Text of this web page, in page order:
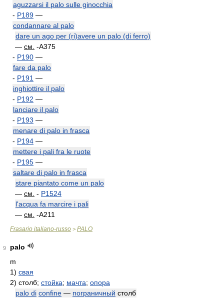
aguzzarsi il palo sulle ginocchia
- P189 —
condannare al palo
dare un ago per (ri)avere un palo (di ferro)
— см. -A375
- P190 —
fare da palo
- P191 —
inghiottire il palo
- P192 —
lanciare il palo
- P193 —
menare di palo in frasca
- P194 —
mettere i pali fra le ruote
- P195 —
saltare di palo in frasca
stare piantato come un palo
— см. - P1524
l'acqua fa marcire i pali
— см. -A211
Frasario italiano-russo > PALO
9
palo
m
1) свая
2) столб; стойка; мачта; опора
palo di confine — пограничный столб